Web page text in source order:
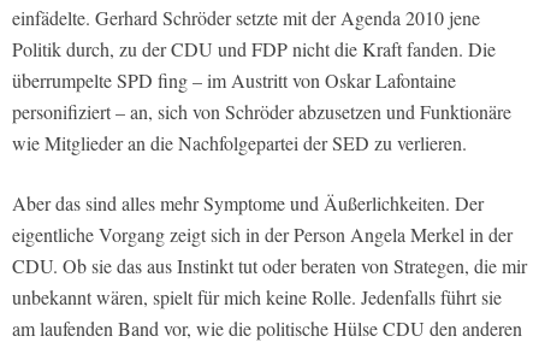
einfädelte. Gerhard Schröder setzte mit der Agenda 2010 jene
Politik durch, zu der CDU und FDP nicht die Kraft fanden. Die
überrumpelte SPD fing – im Austritt von Oskar Lafontaine
personifiziert – an, sich von Schröder abzusetzen und Funktionäre
wie Mitglieder an die Nachfolgepartei der SED zu verlieren.
Aber das sind alles mehr Symptome und Äußerlichkeiten. Der
eigentliche Vorgang zeigt sich in der Person Angela Merkel in der
CDU. Ob sie das aus Instinkt tut oder beraten von Strategen, die mir
unbekannt wären, spielt für mich keine Rolle. Jedenfalls führt sie
am laufenden Band vor, wie die politische Hülse CDU den anderen